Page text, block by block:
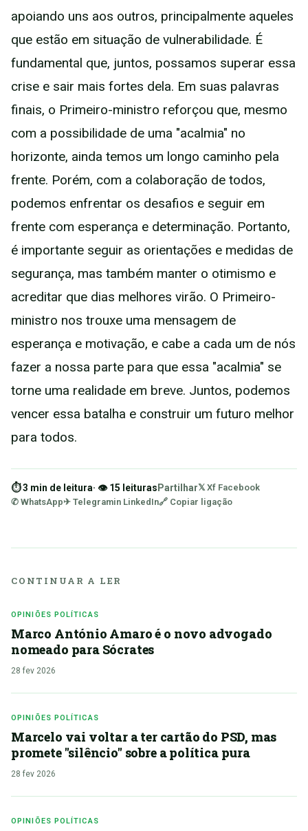
apoiando uns aos outros, principalmente aqueles
que estão em situação de vulnerabilidade. É
fundamental que, juntos, possamos superar essa
crise e sair mais fortes dela. Em suas palavras
finais, o Primeiro-ministro reforçou que, mesmo
com a possibilidade de uma "acalmia" no
horizonte, ainda temos um longo caminho pela
frente. Porém, com a colaboração de todos,
podemos enfrentar os desafios e seguir em
frente com esperança e determinação. Portanto,
é importante seguir as orientações e medidas de
segurança, mas também manter o otimismo e
acreditar que dias melhores virão. O Primeiro-
ministro nos trouxe uma mensagem de
esperança e motivação, e cabe a cada um de nós
fazer a nossa parte para que essa "acalmia" se
torne uma realidade em breve. Juntos, podemos
vencer essa batalha e construir um futuro melhor
para todos.
⏱ 3 min de leitura· 👁 15 leituras Partilhar𝕏 Xf Facebook
✆ WhatsApp✈ Telegramin LinkedIn🔗 Copiar ligação
CONTINUAR A LER
OPINIÕES POLÍTICAS
Marco António Amaro é o novo advogado
nomeado para Sócrates
28 fev 2026
OPINIÕES POLÍTICAS
Marcelo vai voltar a ter cartão do PSD, mas
promete "silêncio" sobre a política pura
28 fev 2026
OPINIÕES POLÍTICAS